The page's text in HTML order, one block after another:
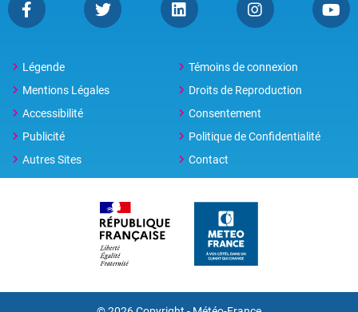
Légende
Témoins de connexion
Mentions Légales
Droits de Reproduction
Accessibilité
Consentement
Publicité
Politique de Confidentialité
Autres Sites
Contact